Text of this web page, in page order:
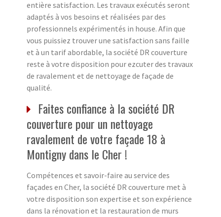
entière satisfaction. Les travaux exécutés seront
adaptés à vos besoins et réalisées par des
professionnels expérimentés in house. Afin que
vous puissiez trouver une satisfaction sans faille
et à un tarif abordable, la société DR couverture
reste à votre disposition pour ezcuter des travaux
de ravalement et de nettoyage de façade de
qualité.
Faites confiance à la société DR
couverture pour un nettoyage
ravalement de votre façade 18 à
Montigny dans le Cher !
Compétences et savoir-faire au service des
façades en Cher, la société DR couverture met à
votre disposition son expertise et son expérience
dans la rénovation et la restauration de murs